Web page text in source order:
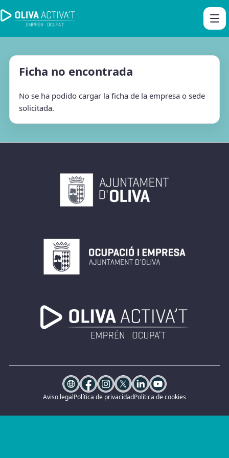
Ficha no encontrada
No se ha podido cargar la ficha de la empresa o sede
solicitada.
Aviso legalPolítica de privacidadPolítica de cookies